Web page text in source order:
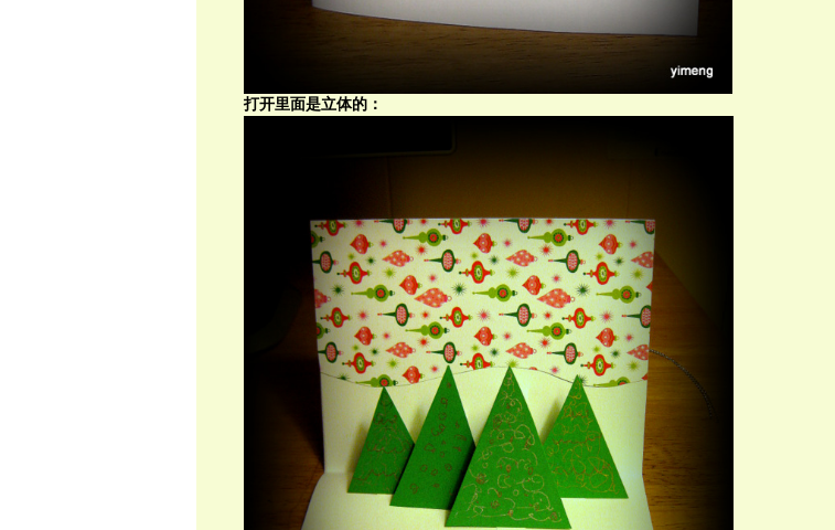
打开里面是立体的：